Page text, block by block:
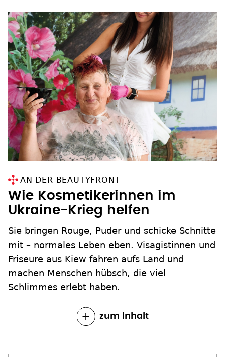
AN DER BEAUTYFRONT
Wie Kosmetikerinnen im
Ukraine-Krieg helfen
Sie bringen Rouge, Puder und schicke Schnitte
mit – normales Leben eben. Visagistinnen und
Friseure aus Kiew fahren aufs Land und
machen Menschen hübsch, die viel
Schlimmes erlebt haben.
zum Inhalt